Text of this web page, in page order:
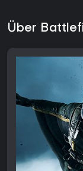
Über